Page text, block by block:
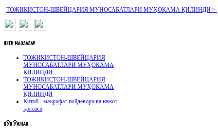
ТОЖИКИСТОН-ШВЕЙЦАРИЯ МУНОСАБАТЛАРИ МУҲОКАМА ҚИЛИНДИ >
ЯНГИ МАҚОЛАЛАР
ТОЖИКИСТОН-ШВЕЙЦАРИЯ
МУНОСАБАТЛАРИ МУҲОКАМА
ҚИЛИНДИ
ТОЖИКИСТОН-ШВЕЙЦАРИЯ
МУНОСАБАТЛАРИ МУҲОКАМА
ҚИЛИНДИ
Китоб - маърифат пойдевори ва нажот
қалъаси
КӮП ӮҚИЛГАН